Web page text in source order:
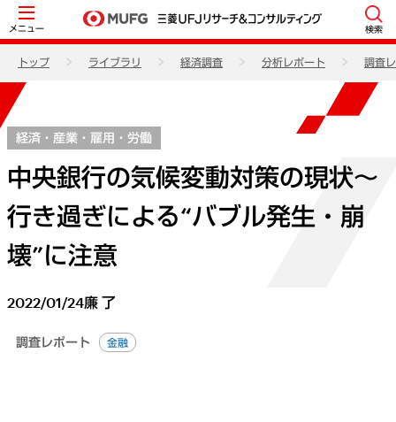
メニュー 検索
トップ ライブラリ 経済調査 分析レポート 調査
経済・産業・雇用・労働
中央銀行の気候変動対策の現状～
行き過ぎによる“バブル発生・崩
壊”に注意
2022/01/24廉 了
調査レポート 金融